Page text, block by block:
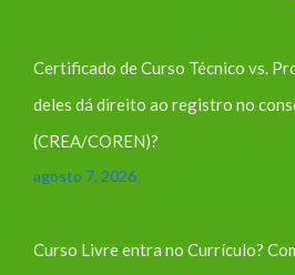
Certificado de Curso Técnico vs.
deles dá direito ao registro no
(CREA/COREN)?
agosto 7, 2026
Curso Livre entra no Currículo?